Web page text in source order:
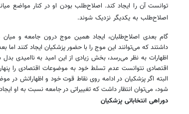
توانست آن را ایجاد کند. اصلاح‌طلب بودن او در کنار مواضع
اصلاح‌طلب به یکدیگر نزدیک شوند.
گام بعدی اصلاح‌طلبان، ایجاد همین موج‌ درون جامعه و
داشتند که می‌توانند این موج را با حضور پزشکیان ایجاد کنند اما
اظهارات به نظر می‌رسد، بخش زیادی از این امید به ناامیدی
اقتصادی نتوانست عدم تسلط خود به موضوعات اقتصادی را
البته اگر پزشکیان در ادامه روی نقاط قوت خود و اظهاراتش در
شود، می‌توان انتظار داشت که تغییراتی در جامعه نسبت به او
دوراهی انتخاباتی پزشکیان